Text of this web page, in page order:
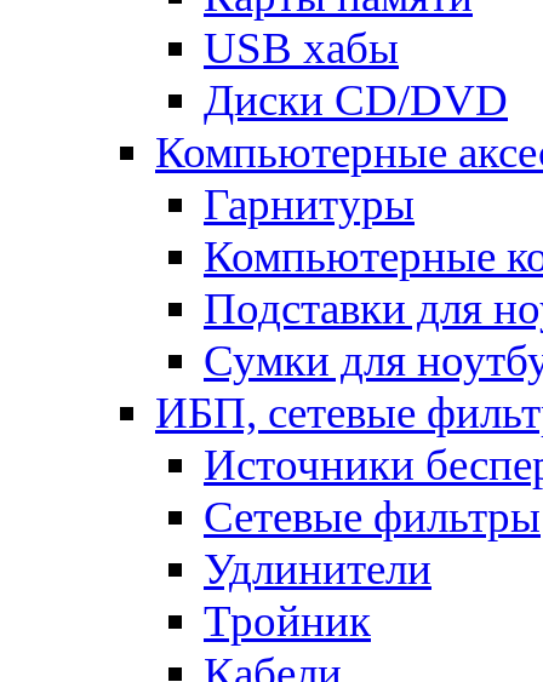
USB хабы
Диски CD/DVD
Компьютерные
Гарнитуры
Компьютерные
Подставки для
Сумки для
ИБП, сетевые
Источники
Сетевые фильтры
Удлинители
Тройник